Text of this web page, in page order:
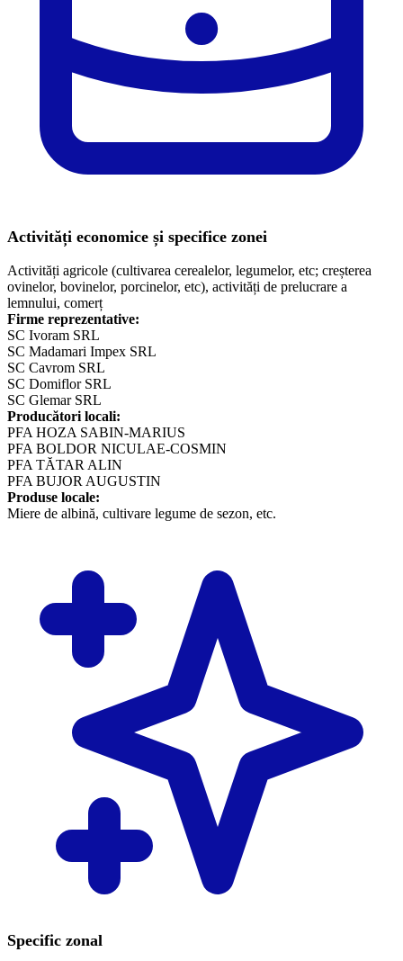
Activități economice și specifice zonei
Activități agricole (cultivarea cerealelor, legumelor, etc; creșterea
ovinelor, bovinelor, porcinelor, etc), activități de prelucrare a
lemnului, comerț
Firme reprezentative:
SC Ivoram SRL
SC Madamari Impex SRL
SC Cavrom SRL
SC Domiflor SRL
SC Glemar SRL
Producători locali:
PFA HOZA SABIN-MARIUS
PFA BOLDOR NICULAE-COSMIN
​PFA TĂTAR ALIN
PFA BUJOR AUGUSTIN
Produse locale:
​Miere de albină, cultivare legume de sezon, etc.
Specific zonal